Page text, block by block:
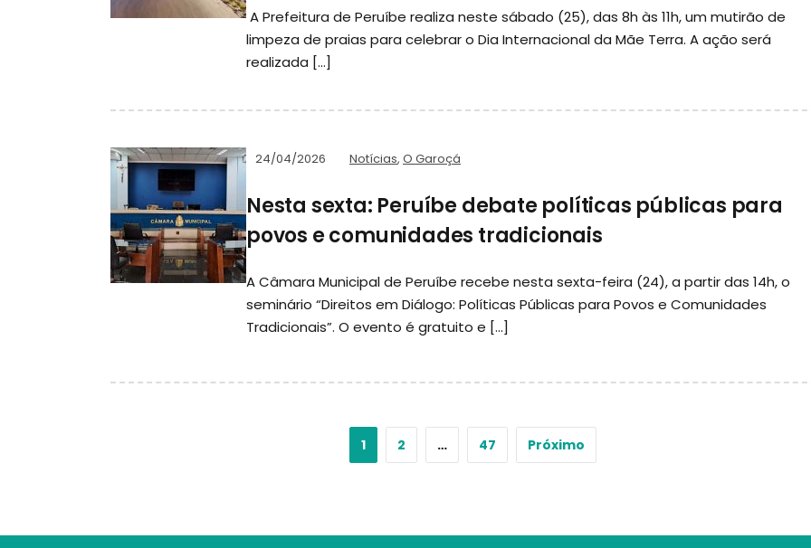
A Prefeitura de Peruíbe realiza neste sábado (25), das 8h às 11h, um mutirão de
limpeza de praias para celebrar o Dia Internacional da Mãe Terra. A ação será
realizada […]
24/04/2026 Notícias, O Garoçá
Nesta sexta: Peruíbe debate políticas públicas para
povos e comunidades tradicionais
A Câmara Municipal de Peruíbe recebe nesta sexta-feira (24), a partir das 14h, o
seminário “Direitos em Diálogo: Políticas Públicas para Povos e Comunidades
Tradicionais”. O evento é gratuito e […]
1 2 … 47 Próximo